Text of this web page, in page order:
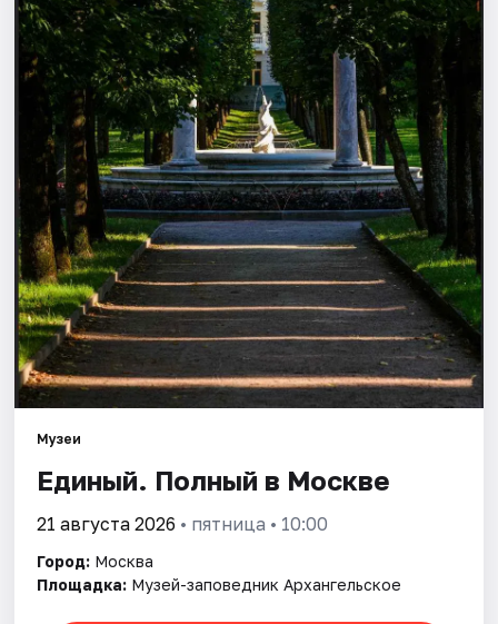
Города
Площадки
Артисты
Рейтинги
Музеи
Единый. Полный в Москве
21 августа 2026 • пятница • 10:00
Город: Москва
Площадка: Музей-заповедник Архангельское